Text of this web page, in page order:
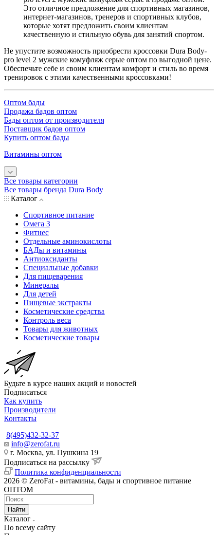
Это отличное предложение для спортивных магазинов,
интернет-магазинов, тренеров и спортивных клубов,
которые хотят предложить своим клиентам
качественную и стильную обувь для занятий спортом.
Не упустите возможность приобрести кроссовки Dura Body-
pro level 2 мужские комуфляж серые оптом по выгодной цене.
Обеспечьте себе и своим клиентам комфорт и стиль во время
тренировок с этими качественными кроссовками!
Оптом бады
Продажа бадов оптом
Бады оптом от производителя
Поставщик бадов оптом
Купить оптом бады
Витамины оптом
Все товары категории
Все товары бренда Dura Body
Каталог
Спортивное питание
Омега 3
Фитнес
Отдельные аминокислоты
БАДы и витамины
Антиоксиданты
Специальные добавки
Для пищеварения
Минералы
Для детей
Пищевые экстракты
Косметические средства
Контроль веса
Товары для животных
Косметические товары
Будьте в курсе наших акций и новостей
Подписаться
Как купить
Производители
Контакты
8(495)432-32-37
info@zerofat.ru
г. Москва, ул. Пушкина 19
Подписаться на рассылку
Политика конфиденциальности
2026 © ZeroFat - витамины, бады и спортивное питание
ОПТОМ
Найти
Каталог
По всему сайту